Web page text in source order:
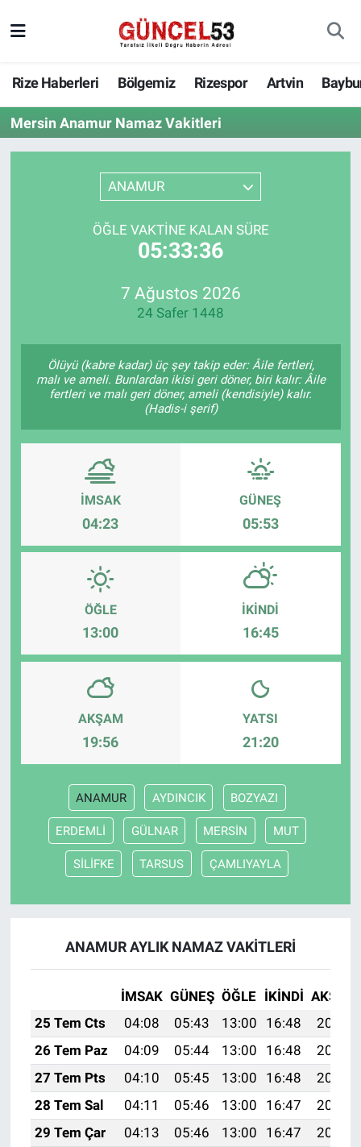
Rize Haberleri Bölgemiz Rizespor Artvin
Mersin Anamur Namaz Vakitleri
ANAMUR
ÖĞLE VAKTINE KALAN SÜRE
05:33:36
7 Ağustos 2026
24 Safer 1448
Ölüyü (kabre kadar) üç şey takip eder: Âile fertleri,
malı ve ameli. Bunlardan ikisi geri döner, biri kalır: Âile
fertleri ve malı geri döner, ameli (kendisiyle) kalır.
(Hadis-i şerif)
İMSAK
04:23
GÜNEŞ
05:53
ÖĞLE
13:00
İKINDI
16:45
AKŞAM
19:56
YATSI
21:20
ANAMUR AYDINCIK BOZYAZI
ERDEMLİ GÜLNAR MERSİN MUT
SİLİFKE TARSUS ÇAMLIYAYLA
ANAMUR AYLIK NAMAZ VAKITLERI
İMSAK GÜNEŞ ÖĞLE İKINDI AKŞAM
25 Tem Cts
04:08 05:43 13:00 16:48
20:07
26 Tem Paz
04:09 05:44 13:00 16:48
20:07
27 Tem Pts
04:10 05:45 13:00 16:48
20:06
28 Tem Sal
04:11 05:46 13:00 16:47
20:05
29 Tem Çar
04:13 05:46 13:00 16:47
20:04